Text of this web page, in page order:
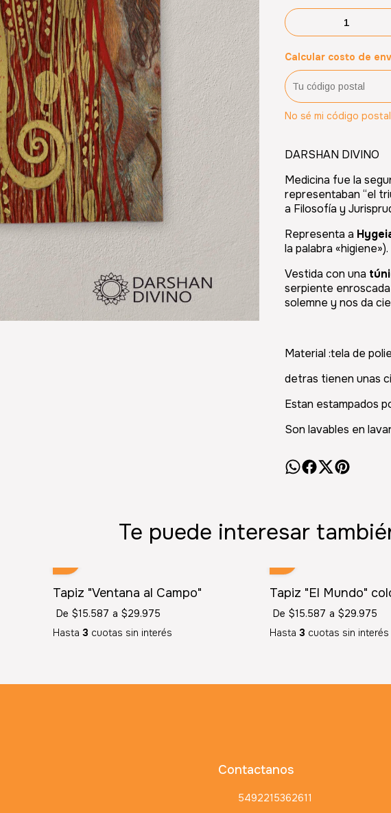
Calcular costo de
No sé mi código postal
DARSHAN DIVINO
Medicina fue la
representaban el
a Filosofía y
Representa a
la palabra «higiene»).
Vestida con una
serpiente
solemne y nos da
Material :tela de
detras tienen unas
Estan estampados
Son lavables en
Te puede interesar
Tapiz "Ventana al Campo"
De $15.587 a $29.975
Hasta 3 cuotas sin interés
Tapiz "El Mundo"
De $15.587 a $29.975
Hasta 3 cuotas sin interés
Contactanos
5492215362611